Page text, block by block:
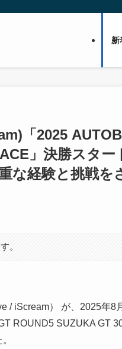
新
「2025
」決勝スタ
な経験と挑戦
。
/ iScream） が、2025年
ROUND5 SUZUKA GT